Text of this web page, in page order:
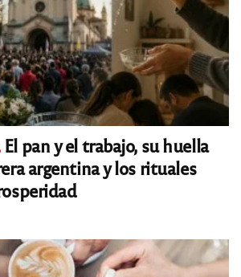
El pan y el trabajo, su huella
argentina y los rituales